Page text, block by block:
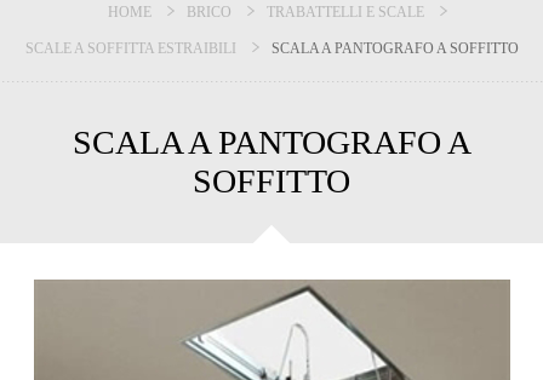
HOME BRICO TRABATTELLI E SCALE
SCALE A SOFFITTA ESTRAIBILI SCALA A PANTOGRAFO A SOFFITTO
SCALA A PANTOGRAFO A
SOFFITTO